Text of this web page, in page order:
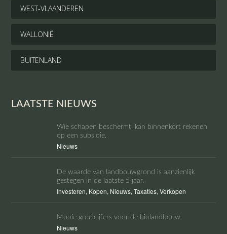
WEST-VLAANDEREN
WALLONIË
BUITENLAND
LAATSTE NIEUWS
Wie schapen beschermt, kan binnenkort rekenen
op een subsidie.
Nieuws
De waarde van landbouwgrond is aanzienlijk
gestegen in de laatste 5 jaar.
Investeren, Kopen, Nieuws,Taxaties,Verkopen
Mooie groeicijfers voor de biolandbouw
Nieuws